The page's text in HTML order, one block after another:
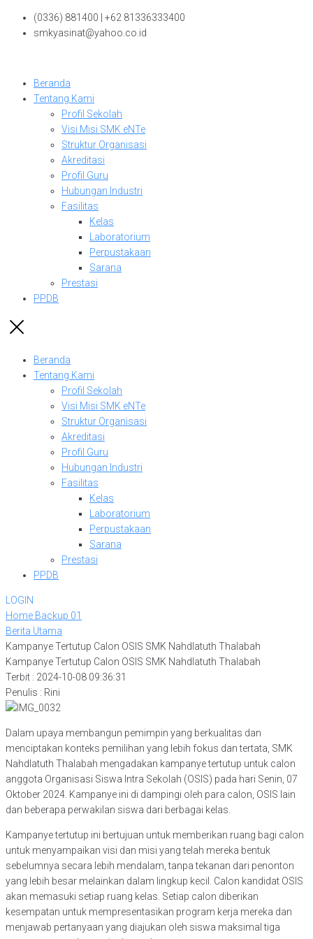
Skip
(0336) 881400 | +62 81336333400
smkyasinat@yahoo.co.id
Beranda
Tentang Kami
Profil Sekolah
Visi Misi SMK eNTe
Struktur Organisasi
Akreditasi
Profil Guru
Hubungan Industri
Fasilitas
Kelas
Laboratorium
Perpustakaan
Sarana
Prestasi
PPDB
Beranda
Tentang Kami
Profil Sekolah
Visi Misi SMK eNTe
Struktur Organisasi
Akreditasi
Profil Guru
Hubungan Industri
Fasilitas
Kelas
Laboratorium
Perpustakaan
Sarana
Prestasi
PPDB
LOGIN
Home Backup 01
Berita Utama
Kampanye Tertutup Calon OSIS SMK Nahdlatuth Thalabah
Kampanye Tertutup Calon OSIS SMK Nahdlatuth Thalabah
Terbit : 2024-10-08 09:36:31
Penulis : Rini
Dalam upaya membangun pemimpin yang berkualitas dan
menciptakan konteks pemilihan yang lebih fokus dan tertata, SMK
Nahdlatuth Thalabah mengadakan kampanye tertutup untuk calon
anggota Organisasi Siswa Intra Sekolah (OSIS) pada hari Senin, 07
Oktober 2024. Kampanye ini di dampingi oleh para calon, OSIS lain
dan beberapa perwakilan siswa dari berbagai kelas.
Kampanye tertutup ini bertujuan untuk memberikan ruang bagi calon
untuk menyampaikan visi dan misi yang telah mereka bentuk
sebelumnya secara lebih mendalam, tanpa tekanan dari penonton
yang lebih besar melainkan dalam lingkup kecil. Calon kandidat OSIS
akan memasuki setiap ruang kelas. Setiap calon diberikan
kesempatan untuk mempresentasikan program kerja mereka dan
menjawab pertanyaan yang diajukan oleh siswa maksimal tiga